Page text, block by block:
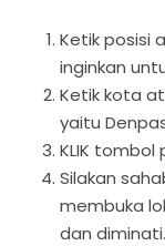
Ketik posisi
inginkan
Ketik kota
yaitu
KLIK tombol
Silakan
membuka
dan diminati.